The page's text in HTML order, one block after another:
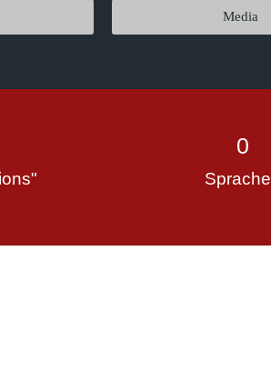
Media
0